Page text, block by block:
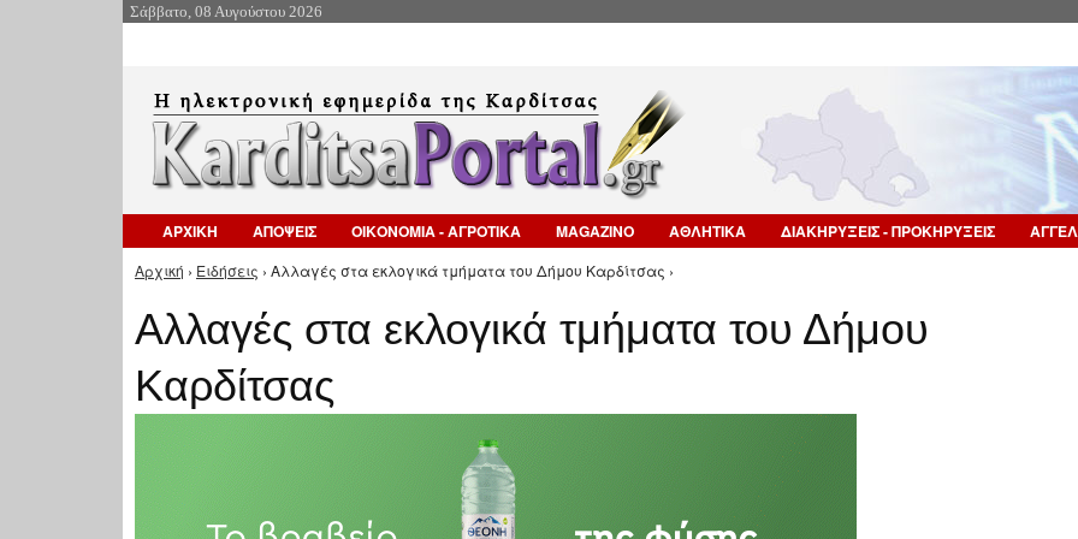
Σάββατο, 08 Αυγούστου 2026
ΑΡΧΙΚΗ ΑΠΟΨΕΙΣ ΟΙΚΟΝΟΜΙΑ - ΑΓΡΟΤΙΚΑ MAGAZINO ΑΘΛΗΤΙΚΑ ΔΙΑΚΗΡΥΞΕΙΣ - ΠΡΟΚΗΡΥΞΕΙΣ
Είστε εδώ
Αρχική › Ειδήσεις › Αλλαγές στα εκλογικά τμήματα του Δήμου Καρδίτσας ›
Αλλαγές στα εκλογικά τμήματα του Δήμου
Καρδίτσας